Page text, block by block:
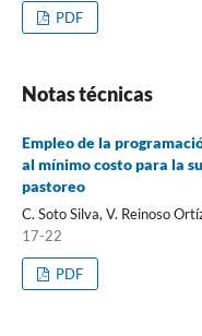
PDF
Notas técnicas
Empleo de la
al mínimo costo para la
pastoreo
C. Soto Silva, V. Reinoso
17-22
PDF